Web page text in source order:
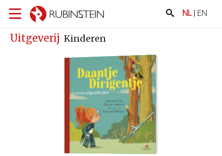
NL| EN
Uitgeverij Kinderen